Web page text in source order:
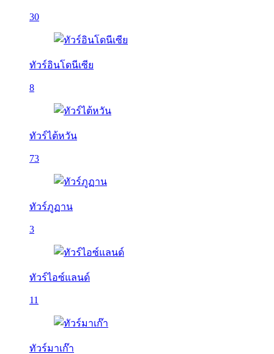
30
ทัวร์อินโดนีเซีย
8
ทัวร์ไต้หวัน
73
ทัวร์ภูฏาน
3
ทัวร์ไอซ์แลนด์
11
ทัวร์มาเก๊า